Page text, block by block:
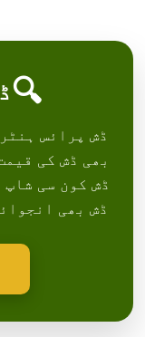
🔍
ڈش پرائس
بھی ڈش کی
ڈش کون سی
ڈش بھی